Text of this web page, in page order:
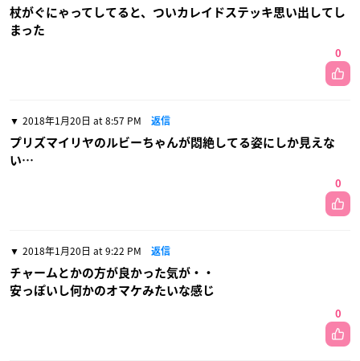
杖がぐにゃってしてると、ついカレイドステッキ思い出してし
まった
0
2018年1月20日 at 8:57 PM 返信
プリズマイリヤのルビーちゃんが悶絶してる姿にしか見えな
い…
0
2018年1月20日 at 9:22 PM 返信
チャームとかの方が良かった気が・・
安っぽいし何かのオマケみたいな感じ
0